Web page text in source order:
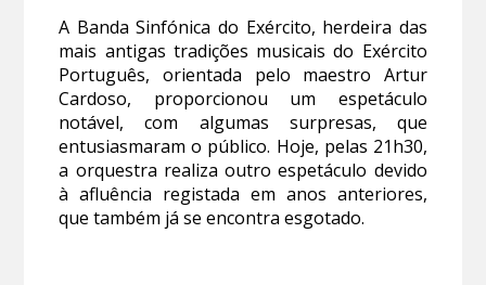
A Banda Sinfónica do Exército, herdeira das
mais antigas tradições musicais do Exército
Português, orientada pelo maestro Artur
Cardoso, proporcionou um espetáculo
notável, com algumas surpresas, que
entusiasmaram o público. Hoje, pelas 21h30,
a orquestra realiza outro espetáculo devido
à afluência registada em anos anteriores,
que também já se encontra esgotado.